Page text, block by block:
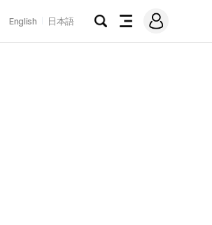
English 日本語
검
전
메
그